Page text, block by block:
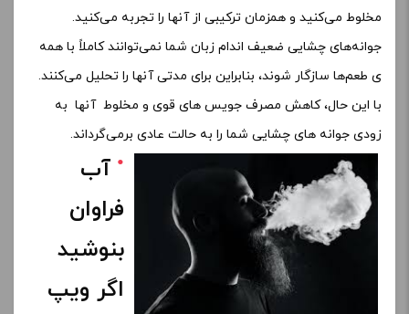
مخلوط می‌کنید و همزمان ترکیبی از آنها را تجربه می‌کنید.
جوانه‌های چشایی ضعیف اندام زبان شما نمی‌توانند کاملاً با همه
ی طعم‌ها سازگار شوند، بنابراین برای مدتی آنها را تحلیل می‌کنند.
با این حال، کاهش مصرف جویس های قوی و مخلوط آنها به
زودی جوانه های چشایی شما را به حالت عادی برمی‌گرداند.
آب
فراوان
بنوشید
اگر ویپ